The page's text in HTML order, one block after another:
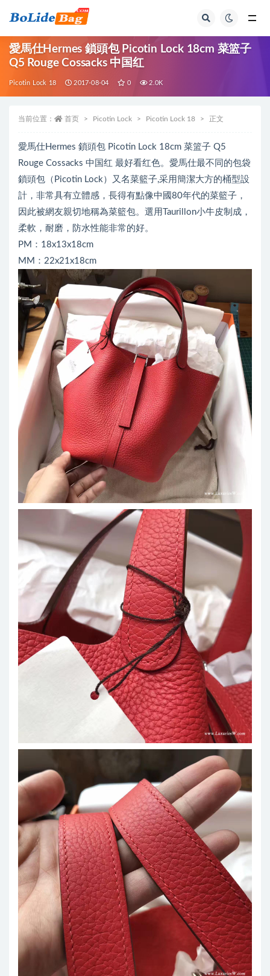
愛馬仕Hermes 鎖頭包 Picotin Lock 18cm 菜篮子
Q5 Rouge Cossacks 中国红
Picotin Lock 18 2017-08-04 0 2.0K
当前位置： 首页 Picotin Lock Picotin Lock 18 正文
愛馬仕Hermes 鎖頭包 Picotin Lock 18cm 菜篮子 Q5
Rouge Cossacks 中国红 最好看红色。愛馬仕最不同的包袋
鎖頭包（Picotin Lock）又名菜籃子,采用簡潔大方的桶型設
計，非常具有立體感，長得有點像中國80年代的菜籃子，
因此被網友親切地稱為菜籃包。選用Taurillon小牛皮制成，
柔軟，耐磨，防水性能非常的好。
PM：18x13x18cm
MM：22x21x18cm